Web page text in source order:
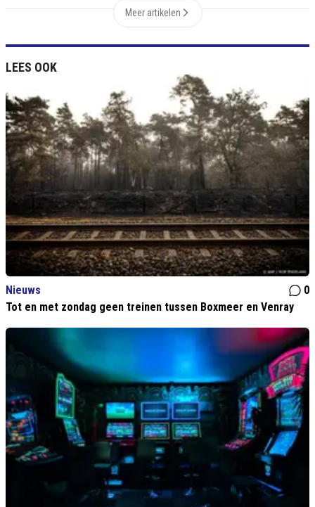
Meer artikelen
LEES OOK
Nieuws
0
Tot en met zondag geen treinen tussen Boxmeer en Venray